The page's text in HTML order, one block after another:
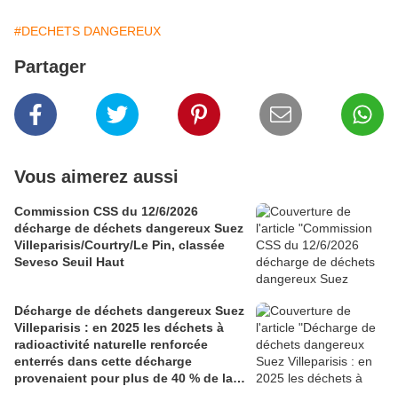
#DECHETS DANGEREUX
Partager
Vous aimerez aussi
Commission CSS du 12/6/2026
décharge de déchets dangereux Suez
Villeparisis/Courtry/Le Pin, classée
Seveso Seuil Haut
Décharge de déchets dangereux Suez
Villeparisis : en 2025 les déchets à
radioactivité naturelle renforcée
enterrés dans cette décharge
provenaient pour plus de 40 % de la